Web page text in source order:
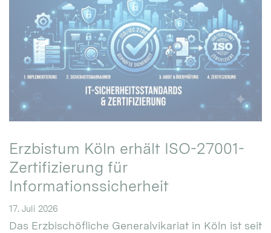
Erzbistum Köln erhält ISO-27001-
Zertifizierung für
Informationssicherheit
17. Juli 2026
Das Erzbischöfliche Generalvikariat in Köln ist seit